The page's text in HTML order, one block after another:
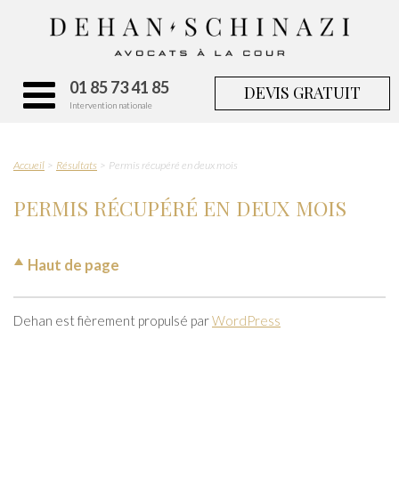
01 85 73 41 85
Intervention nationale
DEVIS GRATUIT
Accueil Résultats Permis récupéré en deux mois
PERMIS RÉCUPÉRÉ EN DEUX MOIS
Haut de page
Dehan est fièrement propulsé parWordPress